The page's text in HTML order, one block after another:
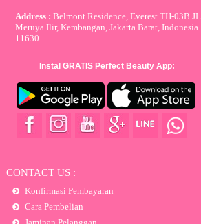
Address : Belmont Residence, Everest TH-03B JL
Meruya Ilir, Kembangan, Jakarta Barat, Indonesia
11630
Instal GRATIS Perfect Beauty App:
CONTACT US :
Konfirmasi Pembayaran
Cara Pembelian